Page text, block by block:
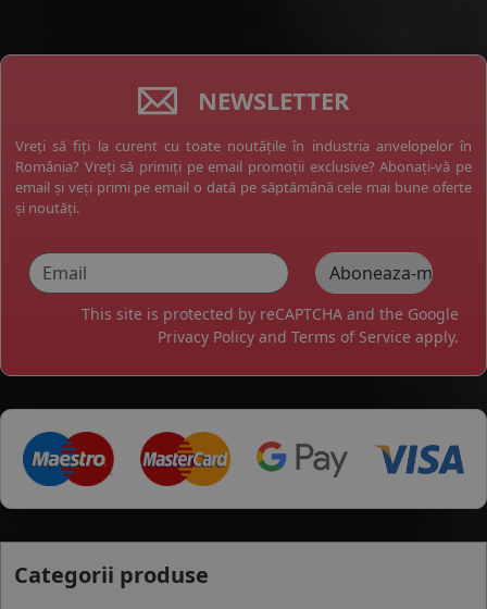
NEWSLETTER
Vreți să fiți la curent cu toate noutățile în industria anvelopelor în
România? Vreți să primiți pe email promoții exclusive? Abonați-vă pe
email și veți primi pe email o dată pe săptămână cele mai bune oferte
și noutăți.
This site is protected by reCAPTCHA and the Google
Privacy Policy and Terms of Service apply.
Categorii produse